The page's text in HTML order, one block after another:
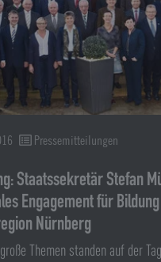
Pressemitteilungen
Staatssekretär Stefan
Engagement für
Nürnberg
Themen standen auf der